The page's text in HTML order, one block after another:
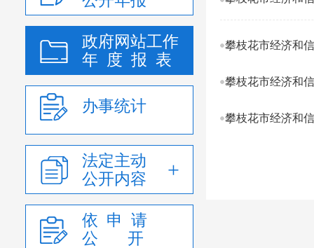
政府网站工作
年 度 报 表
办事统计
法定主动
公开内容
依 申 请
公 开
攀枝花市经济和
攀枝花市经济和
攀枝花市经济和